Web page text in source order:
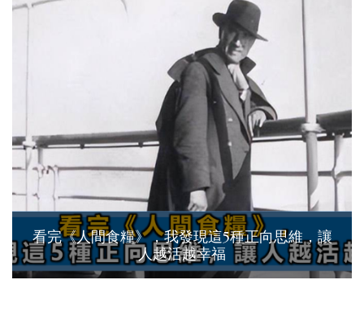
看完《人間食糧》，我發現這5種正向思維，讓
人越活越幸福